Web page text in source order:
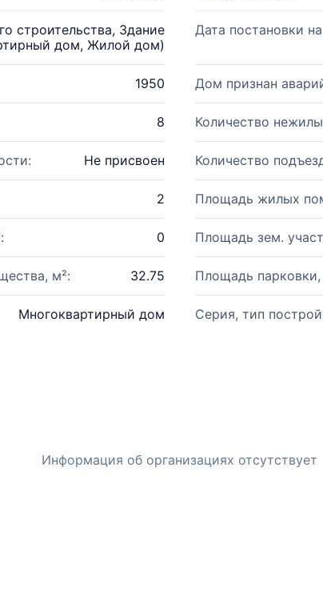
строительства, Здание
дом, Жилой дом)
Дата постановки
1950 Дом признан
8 Количество
Не присвоен Количество
2 Площадь жилых
0 Площадь зем.
м²: 32.75 Площадь парковки,
Многоквартирный дом Серия, тип
Информация об организациях отсутствует